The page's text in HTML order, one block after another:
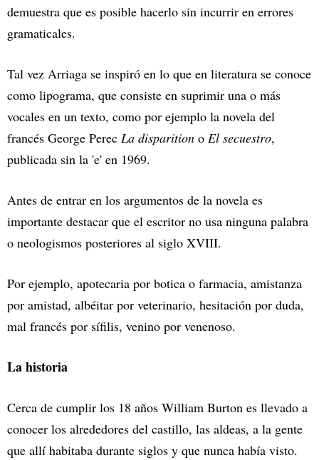
demuestra que es posible hacerlo sin incurrir en errores
gramaticales.
Tal vez Arriaga se inspiró en lo que en literatura se conoce
como lipograma, que consiste en suprimir una o más
vocales en un texto, como por ejemplo la novela del
francés George Perec La disparition o El secuestro,
publicada sin la 'e' en 1969.
Antes de entrar en los argumentos de la novela es
importante destacar que el escritor no usa ninguna palabra
o neologismos posteriores al siglo XVIII.
Por ejemplo, apotecaria por botica o farmacia, amistanza
por amistad, albéitar por veterinario, hesitación por duda,
mal francés por sífilis, venino por venenoso.
La historia
Cerca de cumplir los 18 años William Burton es llevado a
conocer los alrededores del castillo, las aldeas, a la gente
que allí habitaba durante siglos y que nunca había visto.